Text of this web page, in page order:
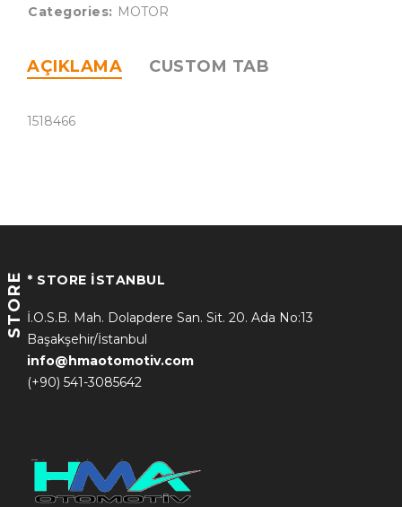
Categories: MOTOR
AÇIKLAMA CUSTOM TAB
1518466
STORE * STORE İSTANBUL
İ.O.S.B. Mah. Dolapdere San. Sit. 20. Ada No:13
Başakşehir/İstanbul
info@hmaotomotiv.com
(+90) 541-3085642